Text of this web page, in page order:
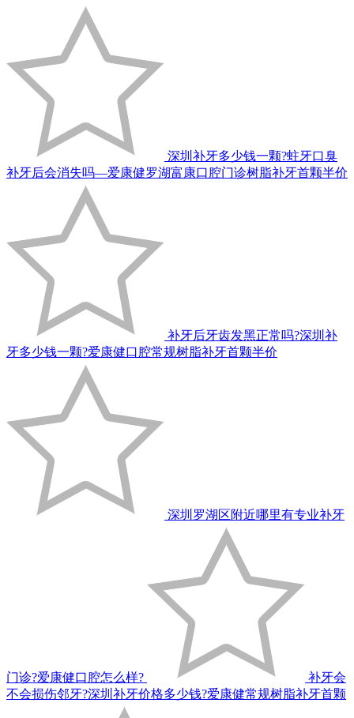
深圳补牙多少钱一颗?蛀牙口臭
补牙后会消失吗—爱康健罗湖富康口腔门诊树脂补牙首颗半价
补牙后牙齿发黑正常吗?深圳补
牙多少钱一颗?爱康健口腔常规树脂补牙首颗半价
深圳罗湖区附近哪里有专业补牙
门诊?爱康健口腔怎么样?
补牙会
不会损伤邻牙?深圳补牙价格多少钱?爱康健常规树脂补牙首颗